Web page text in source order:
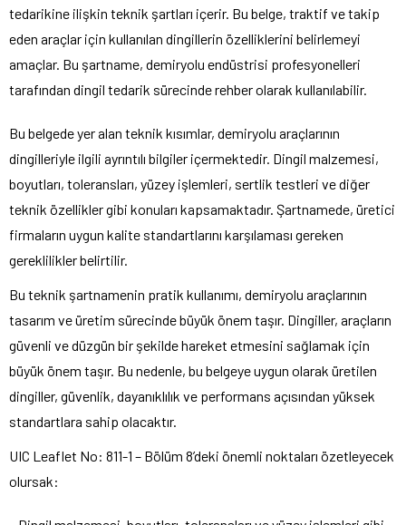
tedarikine ilişkin teknik şartları içerir. Bu belge, traktif ve takip
eden araçlar için kullanılan dingillerin özelliklerini belirlemeyi
amaçlar. Bu şartname, demiryolu endüstrisi profesyonelleri
tarafından dingil tedarik sürecinde rehber olarak kullanılabilir.
Bu belgede yer alan teknik kısımlar, demiryolu araçlarının
dingilleriyle ilgili ayrıntılı bilgiler içermektedir. Dingil malzemesi,
boyutları, toleransları, yüzey işlemleri, sertlik testleri ve diğer
teknik özellikler gibi konuları kapsamaktadır. Şartnamede, üretici
firmaların uygun kalite standartlarını karşılaması gereken
gereklilikler belirtilir.
Bu teknik şartnamenin pratik kullanımı, demiryolu araçlarının
tasarım ve üretim sürecinde büyük önem taşır. Dingiller, araçların
güvenli ve düzgün bir şekilde hareket etmesini sağlamak için
büyük önem taşır. Bu nedenle, bu belgeye uygun olarak üretilen
dingiller, güvenlik, dayanıklılık ve performans açısından yüksek
standartlara sahip olacaktır.
UIC Leaflet No: 811-1 – Bölüm 8’deki önemli noktaları özetleyecek
olursak: